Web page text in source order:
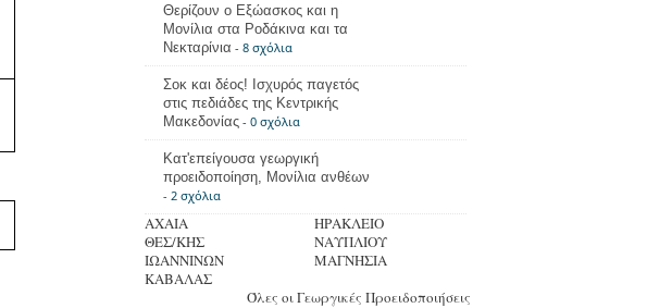
Θερίζουν ο Εξώασκος και η
Μονίλια στα Ροδάκινα και τα
Νεκταρίνια - 8 σχόλια
Σοκ και δέος! Ισχυρός παγετός
στις πεδιάδες της Κεντρικής
Μακεδονίας - 0 σχόλια
Κατ'επείγουσα γεωργική
προειδοποίηση, Μονίλια ανθέων
- 2 σχόλια
ΑΧΑΙΑ
ΗΡΑΚΛΕΙΟ
ΘΕΣ/ΚΗΣ
ΝΑΥΠΛΙΟΥ
ΙΩΑΝΝΙΝΩΝ
ΜΑΓΝΗΣΙΑ
ΚΑΒΑΛΑΣ
Όλες οι Γεωργικές Προειδοποιήσεις